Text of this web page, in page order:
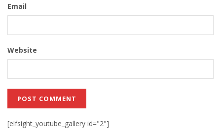
Email
Website
[elfsight_youtube_gallery id="2"]